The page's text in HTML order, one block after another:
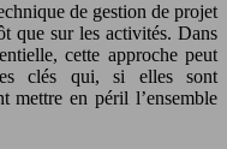
de gestion de projet
que sur les activités. Dans
cette approche peut
clés qui, si elles sont
mettre en péril l’ensemble